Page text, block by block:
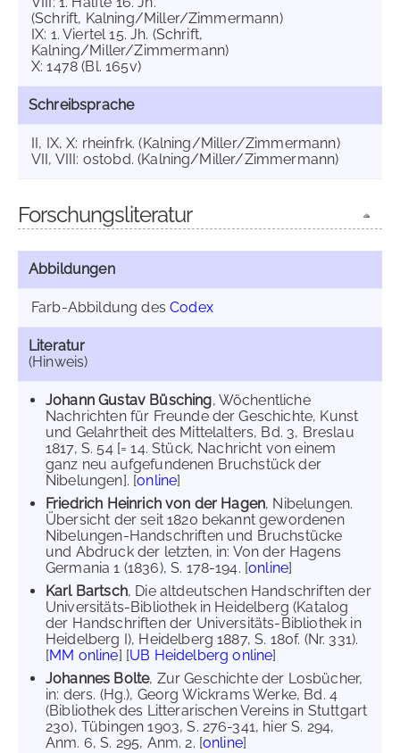
(Schrift, Kalning/Miller/Zimmermann)
IX: 1. Viertel 15. Jh. (Schrift,
Kalning/Miller/Zimmermann)
X: 1478 (Bl. 165v)
Schreibsprache
II, IX, X: rheinfrk. (Kalning/Miller/Zimmermann)
VII, VIII: ostobd. (Kalning/Miller/Zimmermann)
Forschungsliteratur
Abbildungen
Farb-Abbildung desCodex
Literatur
(Hinweis)
Johann Gustav Büsching, Wöchentliche
Nachrichten für Freunde der Geschichte, Kunst
und Gelahrtheit des Mittelalters, Bd. 3, Breslau
1817, S. 54 [= 14. Stück, Nachricht von einem
ganz neu aufgefundenen Bruchstück der
Nibelungen]. [online]
Friedrich Heinrich von der Hagen, Nibelungen.
Übersicht der seit 1820 bekannt gewordenen
Nibelungen-Handschriften und Bruchstücke
und Abdruck der letzten, in: Von der Hagens
Germania 1 (1836), S. 178-194. [online]
Karl Bartsch, Die altdeutschen Handschriften der
Universitäts-Bibliothek in Heidelberg (Katalog
der Handschriften der Universitäts-Bibliothek in
Heidelberg I), Heidelberg 1887, S. 180f. (Nr. 331).
[MM online] [UB Heidelberg online]
Johannes Bolte, Zur Geschichte der Losbücher,
in: ders. (Hg.), Georg Wickrams Werke, Bd. 4
(Bibliothek des Litterarischen Vereins in Stuttgart
230), Tübingen 1903, S. 276-341, hier S. 294,
Anm. 6, S. 295, Anm. 2. [online]